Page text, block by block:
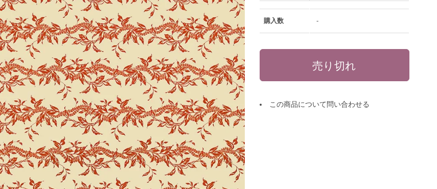
購入数 -
この商品について問い合わせる